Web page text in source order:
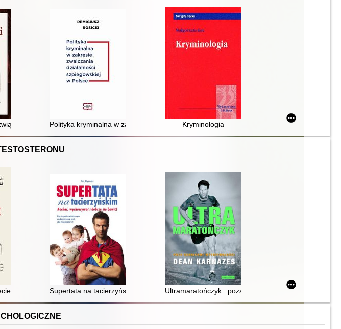
polskich w XIX i XX wieku
sprawy z Archiwum X
Polityka kryminalna w zakresie zwalczania działalności szpiegowskiej w Polsce
Kryminologia
Supertata na tacierzyńskim Ultramaratończyk : poza granicami wytrzymałości